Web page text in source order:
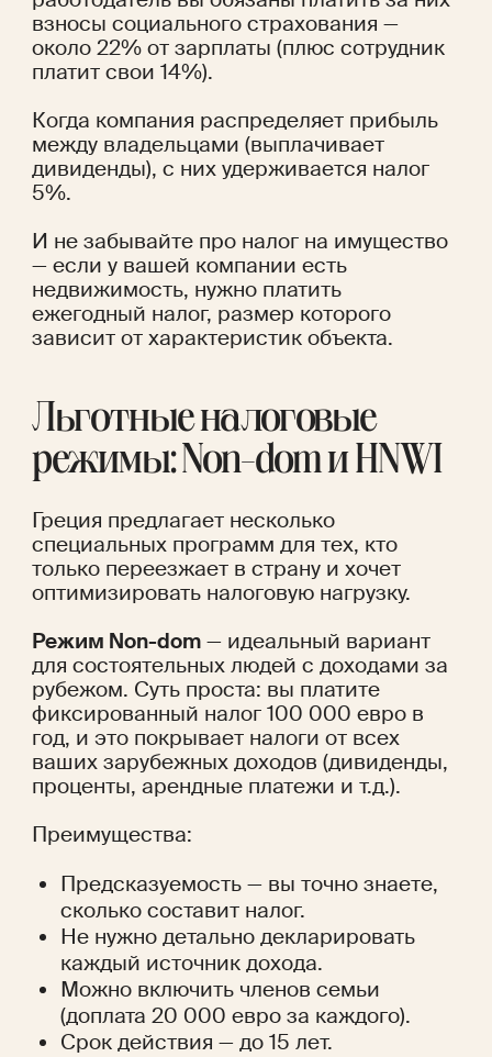
взносы социального страхования —
около 22% от зарплаты (плюс сотрудник
платит свои 14%).
Когда компания распределяет прибыль
между владельцами (выплачивает
дивиденды), с них удерживается налог
5%.
И не забывайте про налог на имущество
— если у вашей компании есть
недвижимость, нужно платить
ежегодный налог, размер которого
зависит от характеристик объекта.
Льготные налоговые
режимы: Non-dom и HNWI
Греция предлагает несколько
специальных программ для тех, кто
только переезжает в страну и хочет
оптимизировать налоговую нагрузку.
Режим Non-dom — идеальный вариант
для состоятельных людей с доходами за
рубежом. Суть проста: вы платите
фиксированный налог 100 000 евро в
год, и это покрывает налоги от всех
ваших зарубежных доходов (дивиденды,
проценты, арендные платежи и т.д.).
Преимущества:
Предсказуемость — вы точно знаете,
сколько составит налог.
Не нужно детально декларировать
каждый источник дохода.
Можно включить членов семьи
(доплата 20 000 евро за каждого).
Срок действия — до 15 лет.